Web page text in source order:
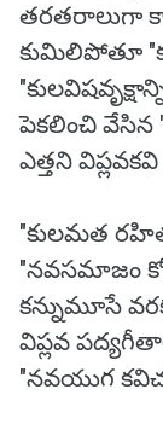
తరతరాలుగా
కుమిలిపోతూ
పెకలించి వేసిన
ఎత్తని
"కులమత
"నవసమాజం
కన్నుమూసే
విప్లవ
"నవయుగ